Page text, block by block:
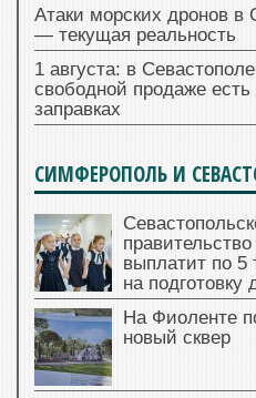
Атаки морских дронов в
— текущая реальность
1 августа: в
свободной продаже есть
заправках
СИМФЕРОПОЛЬ И
выплатит по 5
на подготовку
На Фиоленте
новый сквер